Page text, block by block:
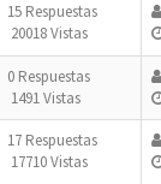
15 Respuestas
20018 Vistas
0 Respuestas
1491 Vistas
17 Respuestas
17710 Vistas